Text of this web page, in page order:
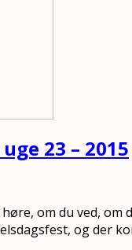
23 – 2015
høre, om du ved,
og der